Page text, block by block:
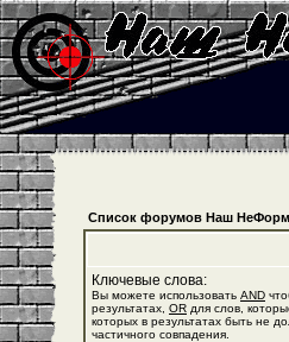
Список форумов Наш
Ключевые слова:
Вы можете использовать AND
результатах, OR для слов,
которых в результатах быть не
частичного совпадения.